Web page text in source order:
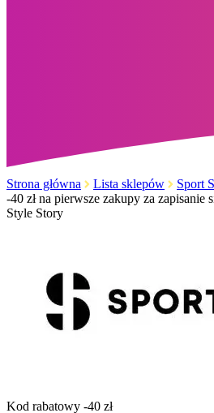
Strona główna Lista sklepów Sport
-40 zł na pierwsze zakupy za zapisanie
Style Story
Kod rabatowy -40 zł